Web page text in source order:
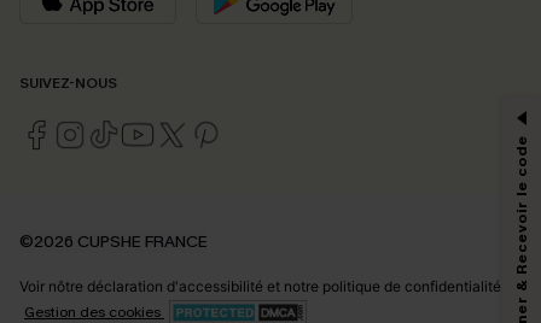
SUIVEZ-NOUS
©2026 CUPSHE FRANCE
Voir nôtre déclaration d'accessibilité et notre politique de confidentialité.
Gestion des cookies
*Un code par commande, valable une seule fois.
marketing (y compris du contenu généré par l'IA) de Cupshe et
pouvons utiliser les données collectées sur notre site ainsi que des
technologies de suivi, telles que des pixels intégrés à nos e-mails, afin de
S'abonner & Recevoir le code